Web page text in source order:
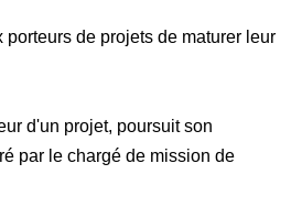
porteurs de projets de maturer leur
d'un projet, poursuit son
par le chargé de mission de